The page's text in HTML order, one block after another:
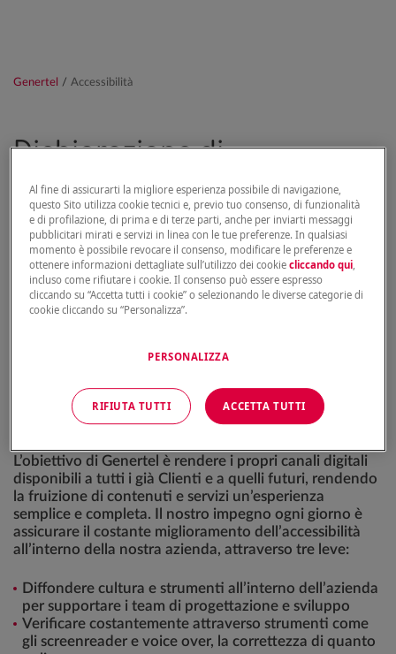
Genertel / Accessibilità
Dichiarazione di
accessibilità
Cosa si intende per accessibilità
L’accessibilità è permettere a tutti di raggiungere
qualsiasi contenuto e servizio online, eliminando ogni
disabilità necessitano di tecnologie assistive o
Cosa è l'accessibilità
L’obiettivo di Genertel è rendere i propri canali digitali
disponibili a tutti i già Clienti e a quelli futuri, rendendo
la fruizione di contenuti e servizi un’esperienza
semplice e completa. Il nostro impegno ogni giorno è
assicurare il costante miglioramento dell’accessibilità
all’interno della nostra azienda, attraverso tre leve:
Diffondere cultura e strumenti all’interno dell’azienda
per supportare i team di progettazione e sviluppo
Verificare costantemente attraverso strumenti come
gli screenreader e voice over, la correttezza di quanto
Al fine di assicurarti la migliore esperienza possibile di navigazione,
questo Sito utilizza cookie tecnici e, previo tuo consenso, di funzionalità
e di profilazione, di prima e di terze parti, anche per inviarti messaggi
pubblicitari mirati e servizi in linea con le tue preferenze. In qualsiasi
momento è possibile revocare il consenso, modificare le preferenze e
ottenere informazioni dettagliate sull’utilizzo dei cookiecliccando qui
incluso come rifiutare i cookie. Il consenso può essere espresso
cliccando su “Accetta tutti i cookie” o selezionando le diverse categorie di
cookie cliccando su “Personalizza”.
PERSONALIZZA
RIFIUTA TUTTI ACCETTA TUTTI